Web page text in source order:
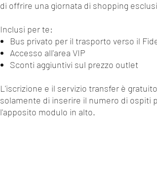
di offrire una giornata di shopping
Inclusi per te:
Bus privato per il trasporto verso il
Accesso all'area VIP
Sconti aggiuntivi sul prezzo outlet
L'iscrizione e il servizio transfer è
solamente di inserire il numero di ospiti
l'apposito modulo in alto.